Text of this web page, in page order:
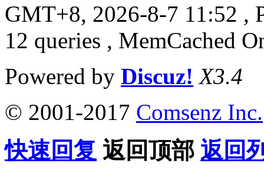
GMT+8, 2026-8-7 11:52 ,
12 queries , MemCached
Powered by Discuz! X3.4
© 2001-2017 Comsenz Inc.
快速回复 返回顶部 返回